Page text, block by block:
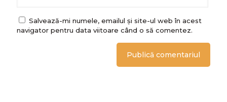
Salvează-mi numele, emailul și site-ul web în acest
navigator pentru data viitoare când o să comentez.